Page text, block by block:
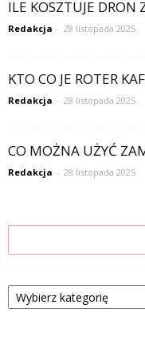
ILE KOSZTUJE DRON
Redakcja - 28 listopada 2025
KTO CO JE ROTER
Redakcja - 28 listopada 2025
CO MOŻNA UŻYĆ
Redakcja - 28 listopada 2025
Kategorie